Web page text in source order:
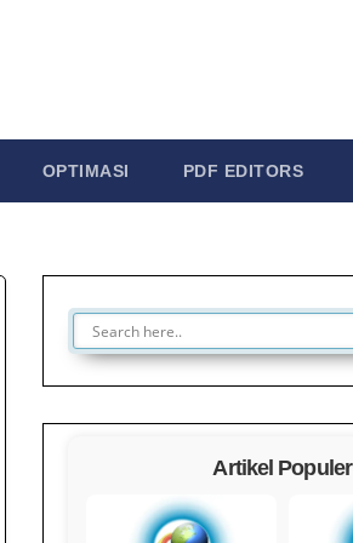
OPTIMASI PDF EDITORS
Artikel Populer